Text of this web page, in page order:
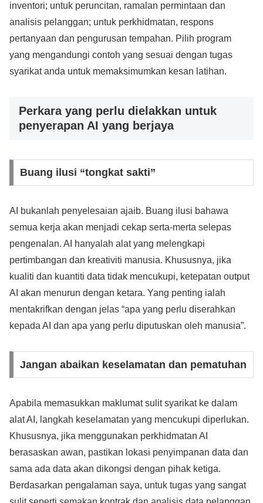
inventori; untuk peruncitan, ramalan permintaan dan
analisis pelanggan; untuk perkhidmatan, respons
pertanyaan dan pengurusan tempahan. Pilih program
yang mengandungi contoh yang sesuai dengan tugas
syarikat anda untuk memaksimumkan kesan latihan.
Perkara yang perlu dielakkan untuk
penyerapan AI yang berjaya
Buang ilusi “tongkat sakti”
AI bukanlah penyelesaian ajaib. Buang ilusi bahawa
semua kerja akan menjadi cekap serta-merta selepas
pengenalan. AI hanyalah alat yang melengkapi
pertimbangan dan kreativiti manusia. Khususnya, jika
kualiti dan kuantiti data tidak mencukupi, ketepatan output
AI akan menurun dengan ketara. Yang penting ialah
mentakrifkan dengan jelas “apa yang perlu diserahkan
kepada AI dan apa yang perlu diputuskan oleh manusia”.
Jangan abaikan keselamatan dan pematuhan
Apabila memasukkan maklumat sulit syarikat ke dalam
alat AI, langkah keselamatan yang mencukupi diperlukan.
Khususnya, jika menggunakan perkhidmatan AI
berasaskan awan, pastikan lokasi penyimpanan data dan
sama ada data akan dikongsi dengan pihak ketiga.
Berdasarkan pengalaman saya, untuk tugas yang sangat